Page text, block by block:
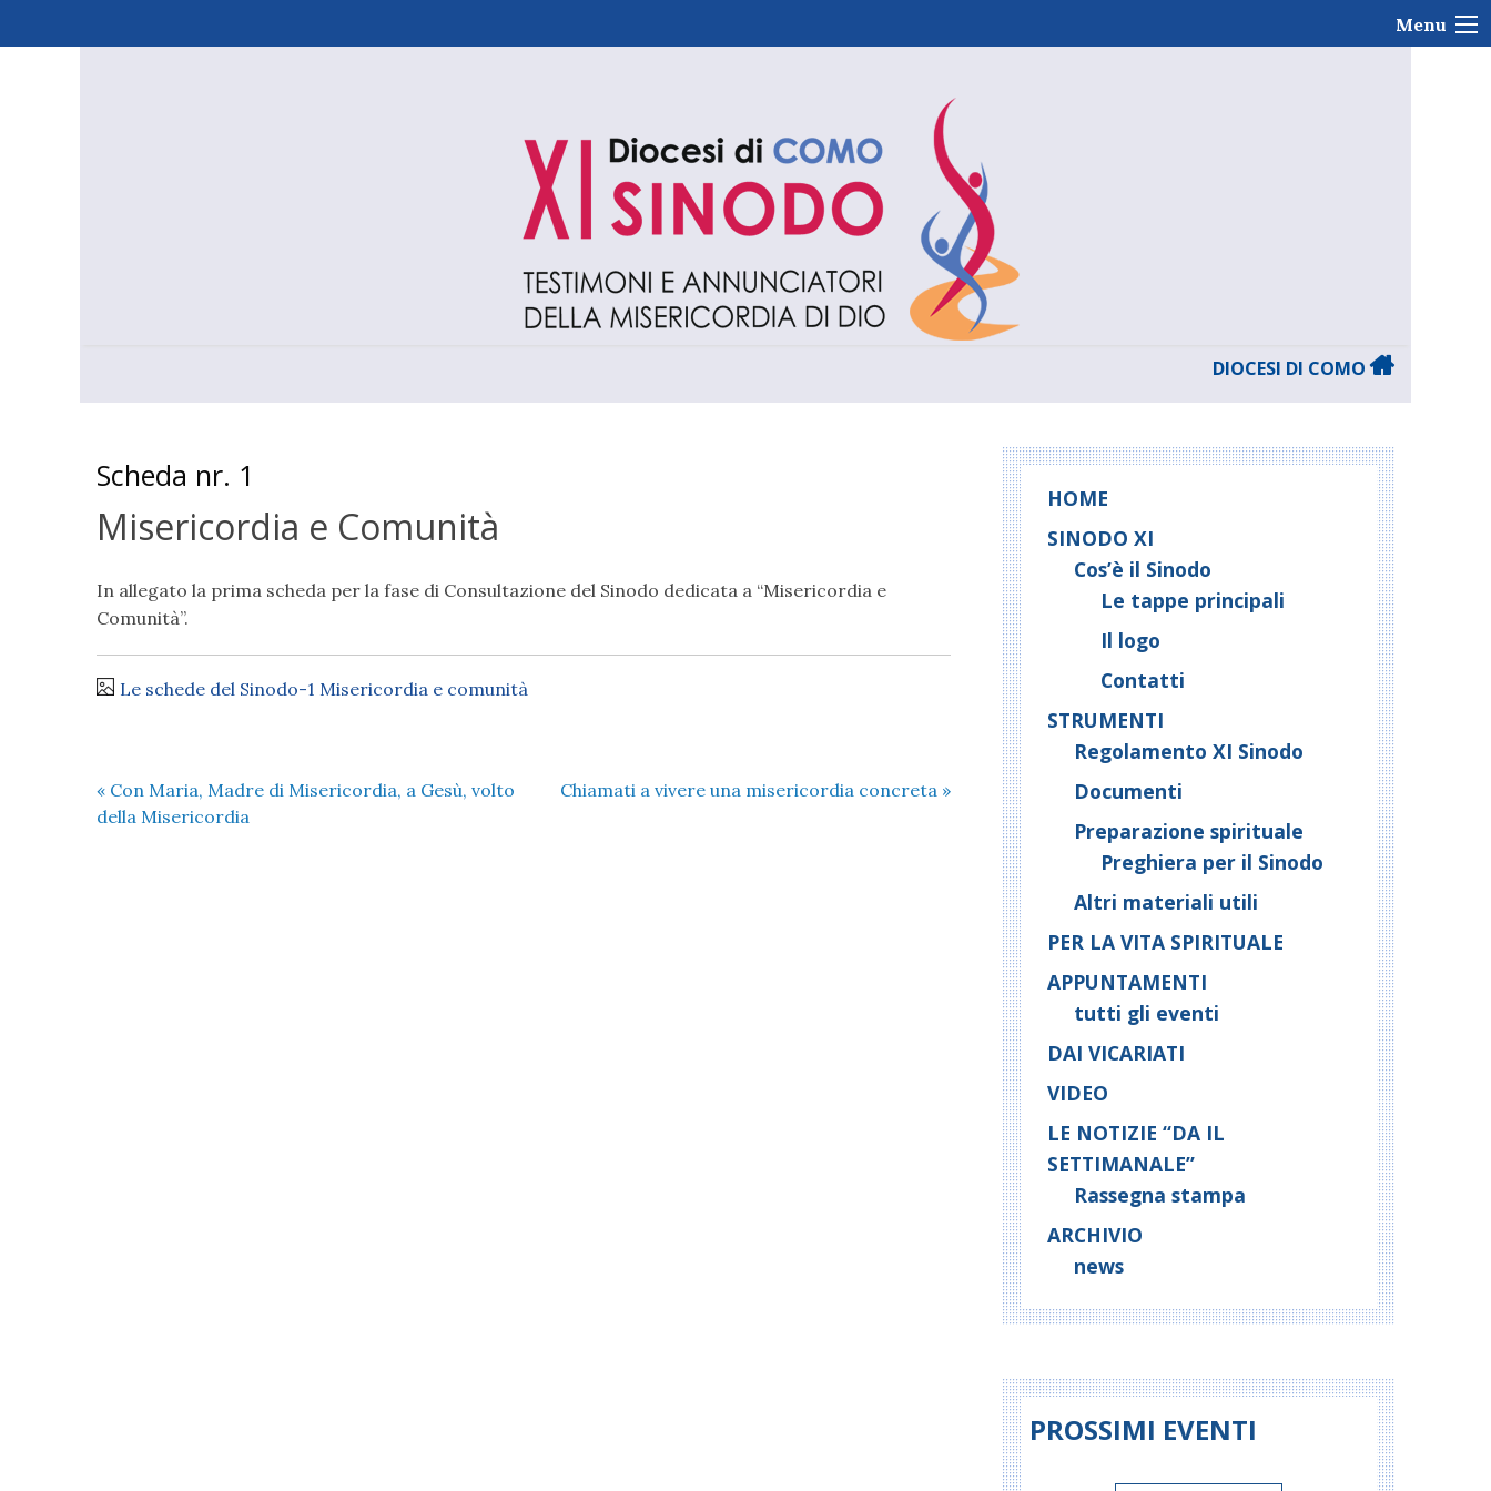
Menu
DIOCESI DI COMO
Scheda nr. 1
Misericordia e Comunità
In allegato la prima scheda per la fase di Consultazione del Sinodo dedicata a “Misericordia e
Comunità”.
Le schede del Sinodo-1 Misericordia e comunità
« Con Maria, Madre di Misericordia, a Gesù, volto
della Misericordia
Chiamati a vivere una misericordia concreta »
HOME
SINODO XI
Cos’è il Sinodo
Le tappe principali
Il logo
Contatti
STRUMENTI
Regolamento XI Sinodo
Documenti
Preparazione spirituale
Preghiera per il Sinodo
Altri materiali utili
PER LA VITA SPIRITUALE
APPUNTAMENTI
tutti gli eventi
DAI VICARIATI
VIDEO
LE NOTIZIE “DA IL
SETTIMANALE”
Rassegna stampa
ARCHIVIO
news
PROSSIMI EVENTI